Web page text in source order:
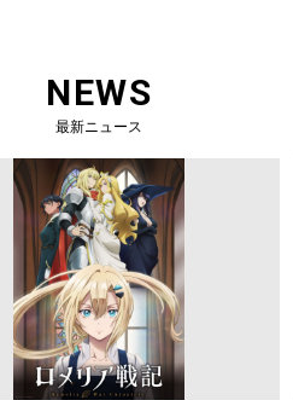
NEWS
最新ニュース